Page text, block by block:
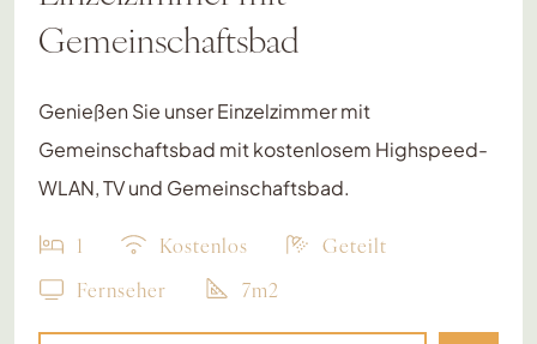
Gemeinschaftsbad
Genießen Sie unser Einzelzimmer mit
Gemeinschaftsbad mit kostenlosem Highspeed-
WLAN, TV und Gemeinschaftsbad.
1 Kostenlos
Geteilt
Fernseher
7m2